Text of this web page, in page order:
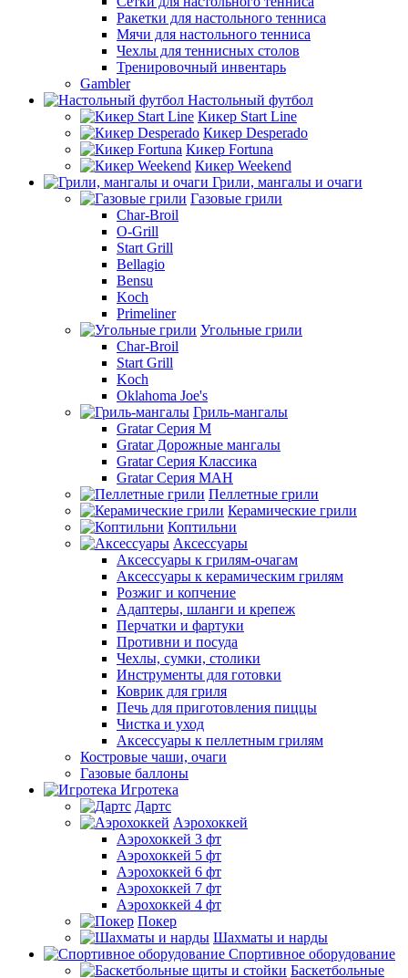
Ракетки для настольного тенниса
Мячи для настольного тенниса
Чехлы для теннисных столов
Тренировочный инвентарь
Gambler
Настольный футбол
Кикер Start Line
Кикер Desperado
Кикер Fortuna
Кикер Weekend
Грили, мангалы и очаги
Газовые грили
Char-Broil
O-Grill
Start Grill
Bellagio
Bensu
Koch
Primeliner
Угольные грили
Char-Broil
Start Grill
Koch
Oklahoma Joe's
Гриль-мангалы
Gratar Серия M
Gratar Дорожные мангалы
Gratar Серия Классика
Gratar Серия МАН
Пеллетные грили
Керамические грили
Коптильни
Аксессуары
Аксессуары к грилям-очагам
Аксессуары к керамическим грилям
Розжиг и копчение
Адаптеры, шланги и крепеж
Перчатки и фартуки
Противни и посуда
Чехлы, сумки, столики
Инструменты для готовки
Коврик для гриля
Печь для приготовления пиццы
Чистка и уход
Аксессуары к пеллетным грилям
Костровые чаши, очаги
Газовые баллоны
Игротека
Дартс
Аэрохоккей
Аэрохоккей 3 фт
Аэрохоккей 5 фт
Аэрохоккей 6 фт
Аэрохоккей 7 фт
Аэрохоккей 4 фт
Покер
Шахматы и нарды
Спортивное оборудование
Баскетбольные